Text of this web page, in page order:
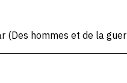
(Des hommes et de la